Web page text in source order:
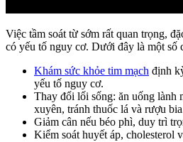
Việc tầm soát từ sớm rất quan trọng,
có yếu tố nguy cơ. Dưới đây là một số
Khám sức khỏe tim mạch định
yếu tố nguy cơ.
Thay đổi lối sống: ăn uống lành
xuyên, tránh thuốc lá và rượu
Giảm cân nếu béo phì, duy trì
Kiểm soát huyết áp, cholesterol